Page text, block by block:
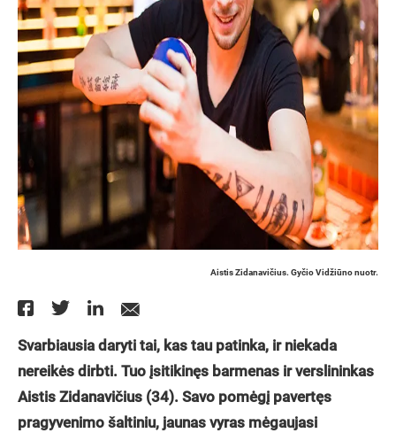
Aistis Zidanavičius. Gyčio Vidžiūno nuotr.
Svarbiausia daryti tai, kas tau patinka, ir niekada
nereikės dirbti. Tuo įsitikinęs barmenas ir verslininkas
Aistis Zidanavičius (34). Savo pomėgį pavertęs
pragyvenimo šaltiniu, jaunas vyras mėgaujasi